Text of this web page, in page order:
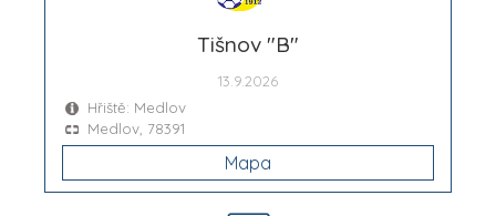
Tišnov "B"
13.9.2026
Hřiště: Medlov
Medlov, 78391
Mapa